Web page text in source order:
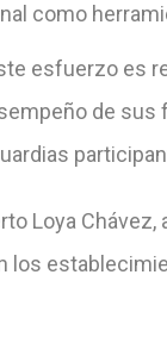
como
esfuerzo es
de
Loya
los